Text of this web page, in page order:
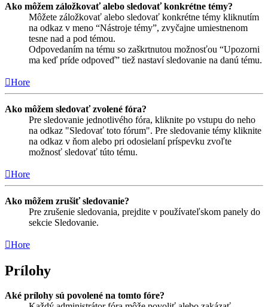
Ako môžem záložkovať alebo sledovať konkrétne témy?
Môžete záložkovať alebo sledovať konkrétne témy kliknutím
na odkaz v meno “Nástroje témy”, zvyčajne umiestnenom
tesne nad a pod témou.
Odpovedaním na tému so zaškrtnutou možnosťou “Upozorni
ma keď príde odpoveď” tiež nastaví sledovanie na danú tému.
Hore
Ako môžem sledovať zvolené fóra?
Pre sledovanie jednotlivého fóra, kliknite po vstupu do neho
na odkaz "Sledovať toto fórum". Pre sledovanie témy kliknite
na odkaz v ňom alebo pri odosielaní príspevku zvoľte
možnosť sledovať túto tému.
Hore
Ako môžem zrušiť sledovanie?
Pre zrušenie sledovania, prejdite v používateľskom panely do
sekcie Sledovanie.
Hore
Prílohy
Aké prílohy sú povolené na tomto fóre?